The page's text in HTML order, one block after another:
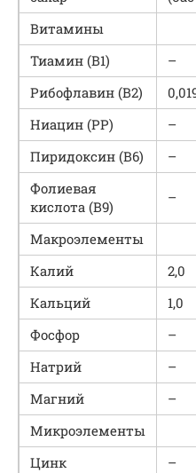
Витамины
Тиамин (B1)
–
Рибофлавин (B2)
Ниацин (РР)
–
Пиридоксин (B6)
–
Фолиевая
кислота (B9)
–
Макроэлементы
Калий
2,0
Кальций
1,0
Фосфор
–
Натрий
–
Магний
–
Микроэлементы
Цинк
–